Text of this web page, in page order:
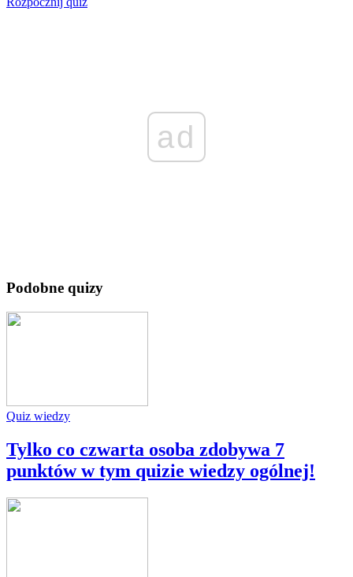
ad
Podobne quizy
Quiz wiedzy
Tylko co czwarta osoba zdobywa 7
punktów w tym quizie wiedzy ogólnej!